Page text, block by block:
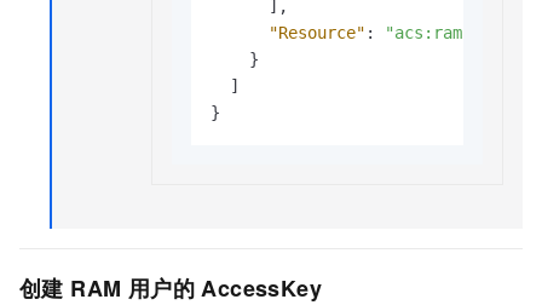
] ,
"Resource" :
}
]
}
创建 RAM 用户的 AccessKey